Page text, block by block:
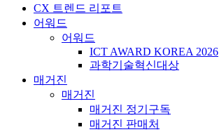
CX 트렌드 리포트
어워드
어워드
ICT AWARD KOREA 2026
과학기술혁신대상
매거진
매거진
매거진 정기구독
매거진 판매처